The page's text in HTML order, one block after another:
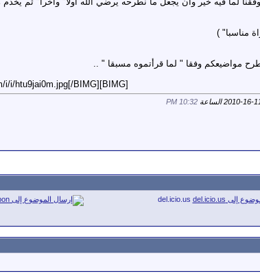
مناسبا" )
مواضيعكم وفقا " لما قرأتموه مسبقا " ..
[BIMG]http://dc01.arabsh.com/i/i/htu9jai0m.jpg[/BIMG]
10:32 PM
del.icio.us